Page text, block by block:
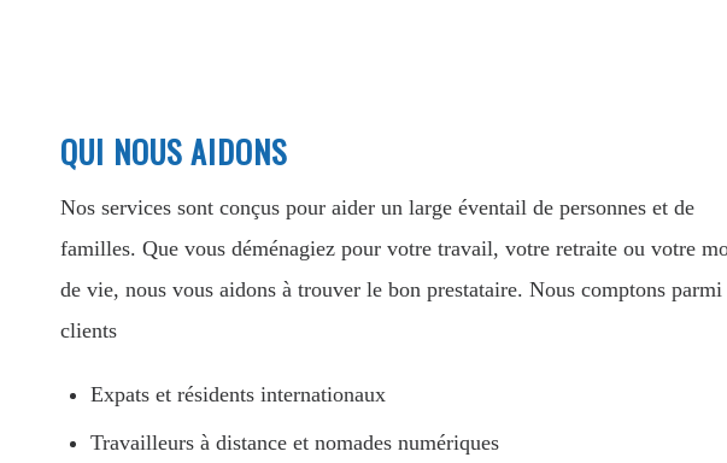
QUI NOUS AIDONS
Nos services sont conçus pour aider un large éventail de personnes et de
familles. Que vous déménagiez pour votre travail, votre retraite ou votre
de vie, nous vous aidons à trouver le bon prestataire. Nous comptons parmi
clients
Expats et résidents internationaux
Travailleurs à distance et nomades numériques